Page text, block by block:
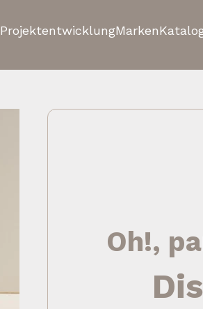
ProjektentwicklungMarken
Oh!,